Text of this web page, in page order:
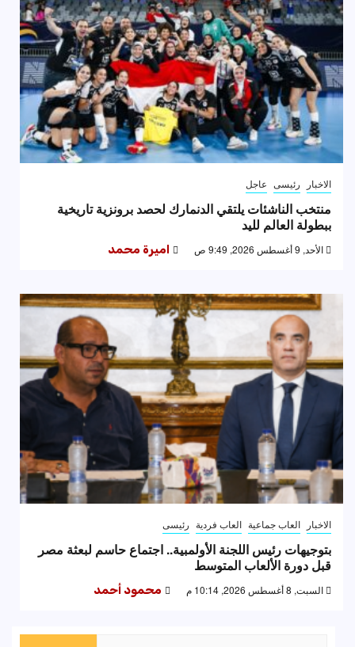
الاخبار رئيسى عاجل
منتخب الناشئات يلتقي الدنمارك لحصد برونزية تاريخية
ببطولة العالم لليد
الأحد, 9 أغسطس 2026, 9:49 ص اميرة محمد
الاخبار العاب جماعية العاب فردية رئيسى
بتوجيهات رئيس اللجنة الأولمبية.. اجتماع حاسم لبعثة مصر
قبل دورة الألعاب المتوسط
السبت, 8 أغسطس 2026, 10:14 م محمود أحمد